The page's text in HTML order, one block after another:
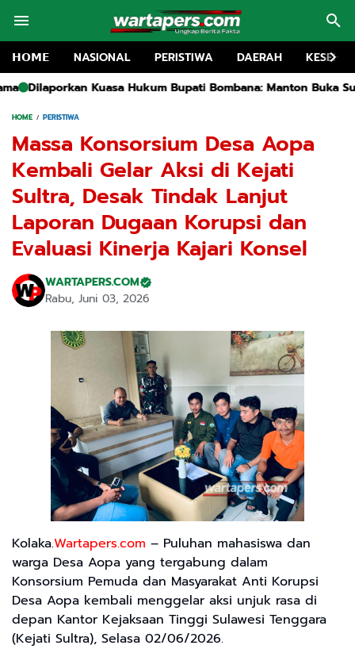
𝗛𝗢𝗠𝗘 NASIONAL PERISTIWA DAERAH
Bupati Bombana: Manton Buka Suara "Kami Tidak
HOME PERISTIWA
Massa Konsorsium Desa Aopa
Kembali Gelar Aksi di Kejati
Sultra, Desak Tindak Lanjut
Laporan Dugaan Korupsi dan
Evaluasi Kinerja Kajari Konsel
WARTAPERS.COM
Rabu, Juni 03, 2026
Kolaka.Wartapers.com – Puluhan mahasiswa dan
warga Desa Aopa yang tergabung dalam
Konsorsium Pemuda dan Masyarakat Anti Korupsi
Desa Aopa kembali menggelar aksi unjuk rasa di
depan Kantor Kejaksaan Tinggi Sulawesi Tenggara
(Kejati Sultra), Selasa 02/06/2026.